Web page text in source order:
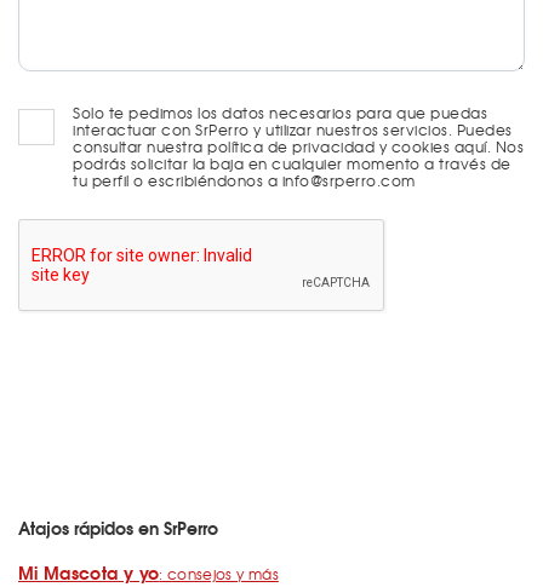
Solo te pedimos los datos necesarios para que puedas
interactuar con SrPerro y utilizar nuestros servicios. Puedes
consultar nuestra política de privacidad y cookies aquí. Nos
podrás solicitar la baja en cualquier momento a través de
tu perfil o escribiéndonos a info@srperro.com
Atajos rápidos en SrPerro
Mi Mascota y yo: consejos y más